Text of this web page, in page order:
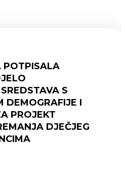
POTPISALA
S
DEMOGRAFIJE I
PROJEKT
DJEČJEG